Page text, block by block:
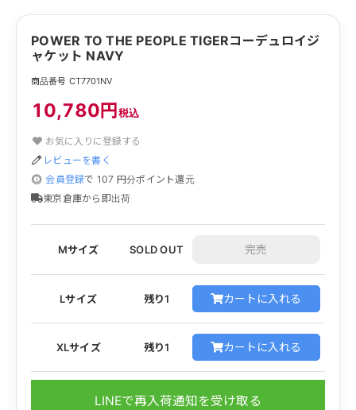
POWER TO THE PEOPLE TIGERコーデュロイジ
ャケット NAVY
商品番号 CT7701NV
10,780円税込
お気に入りに登録する
レビューを書く
会員登録で 107 円分ポイント還元
東京倉庫から即出荷
Mサイズ SOLD OUT
Lサイズ 残り1 カートに入れる
XLサイズ 残り1 カートに入れる
LINEで再入荷通知を受け取る